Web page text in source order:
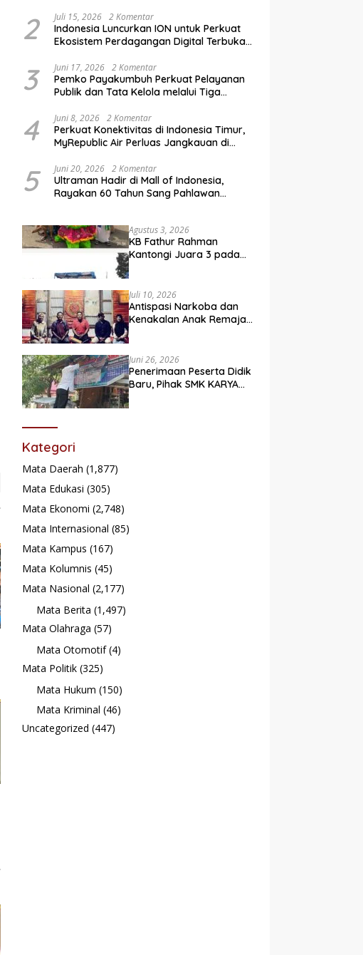
2 Juli 15, 2026 2 Komentar
Indonesia Luncurkan ION untuk Perkuat
Ekosistem Perdagangan Digital Terbuka
3 Juni 17, 2026 2 Komentar
Pemko Payakumbuh Perkuat Pelayanan
Publik dan Tata Kelola melalui Tiga
4 Juni 8, 2026 2 Komentar
Perkuat Konektivitas di Indonesia Timur,
MyRepublic Air Perluas Jangkauan di
5 Juni 20, 2026 2 Komentar
Ultraman Hadir di Mall of Indonesia,
Rayakan 60 Tahun Sang Pahlawan
Agustus 3, 2026
KB Fathur Rahman
Kantongi Juara 3 pada
Juli 10, 2026
Antispasi Narkoba dan
Kenakalan Anak Remaja,
Surau
Juni 26, 2026
Penerimaan Peserta Didik
Baru, Pihak SMK KARYA
Kategori
Mata Daerah (1,877)
Mata Edukasi (305)
Mata Ekonomi (2,748)
Mata Internasional (85)
Mata Kampus (167)
Mata Kolumnis (45)
Mata Nasional (2,177)
Mata Berita (1,497)
Mata Olahraga (57)
Mata Otomotif(4)
Mata Politik (325)
Mata Hukum (150)
Mata Kriminal (46)
Uncategorized (447)